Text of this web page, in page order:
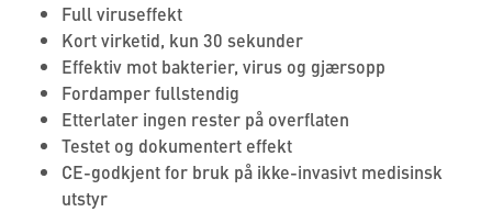
Full viruseffekt
Kort virketid, kun 30 sekunder
Effektiv mot bakterier, virus og gjærsopp
Fordamper fullstendig
Etterlater ingen rester på overflaten
Testet og dokumentert effekt
CE-godkjent for bruk på ikke-invasivt medisinsk
utstyr